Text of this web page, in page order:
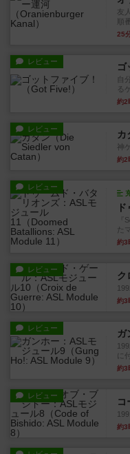
友
順
25
レビュー ゴ
自
る
約2
レビュー カ
神
約2
レビュー
『
た
約3
レビュー
約3
レビュー ガ
に
約3
レビュー
約3